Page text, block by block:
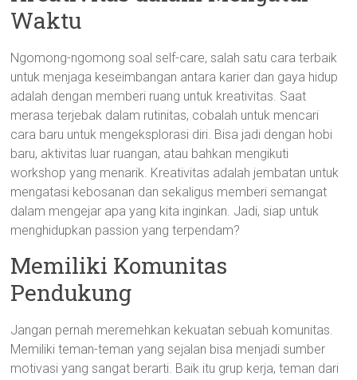
Waktu
Ngomong-ngomong soal self-care, salah satu cara terbaik
untuk menjaga keseimbangan antara karier dan gaya hidup
adalah dengan memberi ruang untuk kreativitas. Saat
merasa terjebak dalam rutinitas, cobalah untuk mencari
cara baru untuk mengeksplorasi diri. Bisa jadi dengan hobi
baru, aktivitas luar ruangan, atau bahkan mengikuti
workshop yang menarik. Kreativitas adalah jembatan untuk
mengatasi kebosanan dan sekaligus memberi semangat
dalam mengejar apa yang kita inginkan. Jadi, siap untuk
menghidupkan passion yang terpendam?
Memiliki Komunitas
Pendukung
Jangan pernah meremehkan kekuatan sebuah komunitas.
Memiliki teman-teman yang sejalan bisa menjadi sumber
motivasi yang sangat berarti. Baik itu grup kerja, teman dari